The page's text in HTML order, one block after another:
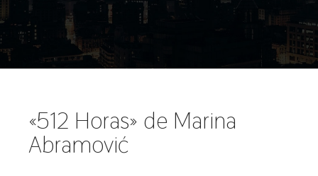
«512 Horas» de Marina
Abramović